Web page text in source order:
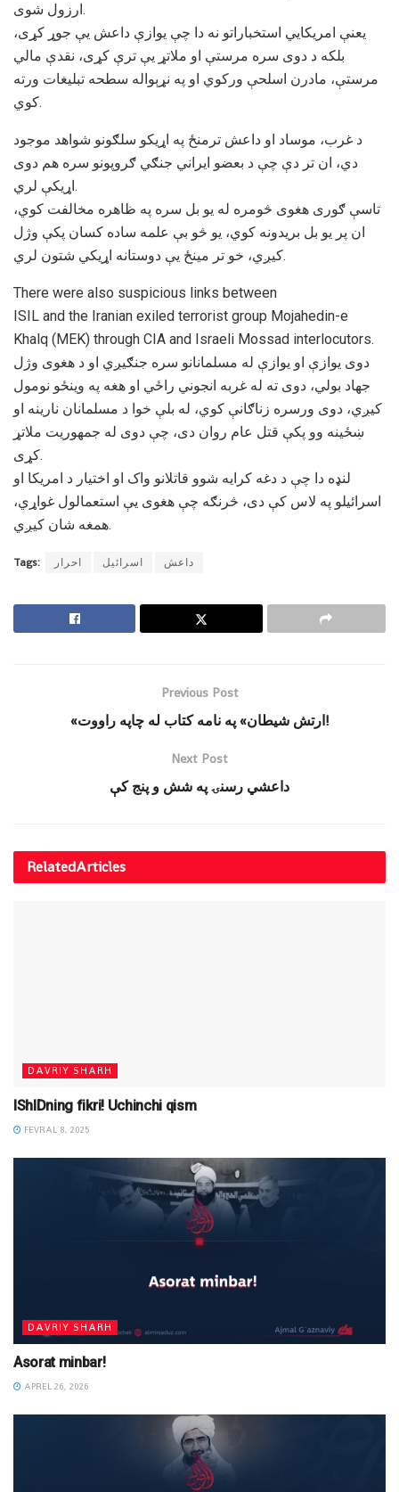
ارزول شوی.
يعنې امريکايي استخباراتو نه دا چې يواﺯې داعش يې جوړ کړى،
بلکه د دوى سره مرستې او ملاتړ یې ترې کړی، نقدې مالي
مرستې، مادرن اسلحې وركوي او په نړېواله سطحه تبلیغات ورته
کوي.
د غرب، موساد او داعش ترمنځ په اړيکو سلګونو شواهد موجود
دي، ان تر دې چې د بعضو ايراني جنګي ګروپونو سره هم دوى
اړيکې لري.
تاسې ګورى هغوى څومره له يو بل سره په ظاهره مخالفت کوي،
ان پر يو بل بريدونه کوي، يو څو بې علمه ساده کسان پکې وژل
کيږي، خو تر مينځ يې دوستانه اړيکي شتون لري.
There were also suspicious links between
ISIL and the Iranian exiled terrorist group Mojahedin-e
Khalq (MEK) through CIA and Israeli Mossad interlocutors.
دوى يواﺯې او يواﺯې له مسلمانانو سره جنګيږي او د هغوى وژل
جهاد بولي، دوی ته له غربه انجوني راځي او هغه په وينځو نومول
کيږي، دوى ورسره ﺯناګانې کوي، له بلې خوا د مسلمانان نارینه او
ښځینه وو پکې قتل عام روان دی، چې دوى له جمهوريت ملاتړ
کړى.
لنډه دا چې د دغه کرايه شوو قاتلانو واک او اختيار د امريکا او
اسرائیلو په لاس کې دی، څرنګه چې هغوى یې استعمالول غواړي،
همغه شان کيږي.
Tags: احرار اسرائیل داعش
Previous Post
«ارتش شیطان» په نامه کتاب له چاپه راووت!
Next Post
داعشي رسنۍ په شش و پنج کې
RelatedArticles
DAVRIY SHARH
IShIDning fikri! Uchinchi qism
FEVRAL 8, 2025
DAVRIY SHARH
Asorat minbar!
APREL 26, 2026